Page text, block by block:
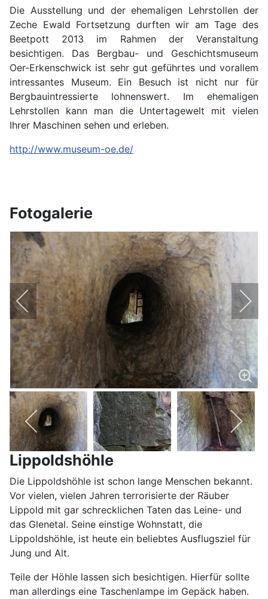
Die Ausstellung und der ehemaligen Lehrstollen der
Zeche Ewald Fortsetzung durften wir am Tage des
Beetpott 2013 im Rahmen der Veranstaltung
besichtigen. Das Bergbau- und Geschichtsmuseum
Oer-Erkenschwick ist sehr gut geführtes und vorallem
intressantes Museum. Ein Besuch ist nicht nur für
Bergbauintressierte lohnenswert. Im ehemaligen
Lehrstollen kann man die Untertagewelt mit vielen
Ihrer Maschinen sehen und erleben.
http://www.museum-oe.de/
Fotogalerie
Lippoldshöhle
Die Lippoldshöhle ist schon lange Menschen bekannt.
Vor vielen, vielen Jahren terrorisierte der Räuber
Lippold mit gar schrecklichen Taten das Leine- und
das Glenetal. Seine einstige Wohnstatt, die
Lippoldshöhle, ist heute ein beliebtes Ausflugsziel für
Jung und Alt.
Teile der Höhle lassen sich besichtigen. Hierfür sollte
man allerdings eine Taschenlampe im Gepäck haben.